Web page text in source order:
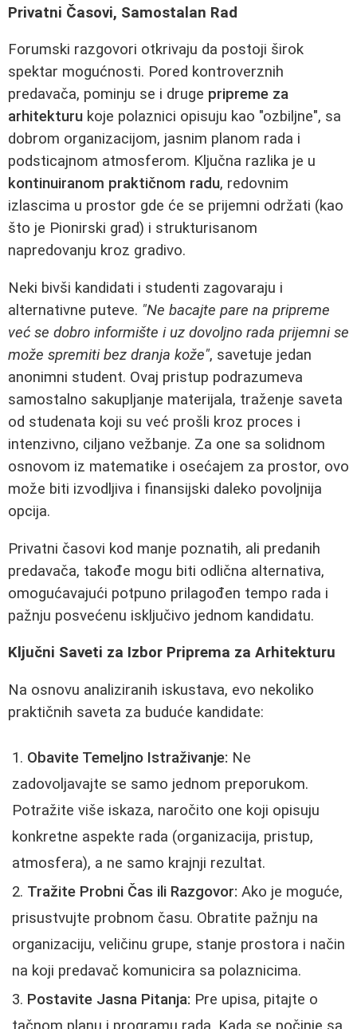
Privatni Časovi, Samostalan Rad
Forumski razgovori otkrivaju da postoji širok
spektar mogućnosti. Pored kontroverznih
predavača, pominju se i druge pripreme za
arhitekturu koje polaznici opisuju kao "ozbiljne", sa
dobrom organizacijom, jasnim planom rada i
podsticajnom atmosferom. Ključna razlika je u
kontinuiranom praktičnom radu, redovnim
izlascima u prostor gde će se prijemni održati (kao
što je Pionirski grad) i strukturisanom
napredovanju kroz gradivo.
Neki bivši kandidati i studenti zagovaraju i
alternativne puteve. "Ne bacajte pare na pripreme
već se dobro informište i uz dovoljno rada prijemni se
može spremiti bez dranja kože", savetuje jedan
anonimni student. Ovaj pristup podrazumeva
samostalno sakupljanje materijala, traženje saveta
od studenata koji su već prošli kroz proces i
intenzivno, ciljano vežbanje. Za one sa solidnom
osnovom iz matematike i osećajem za prostor, ovo
može biti izvodljiva i finansijski daleko povoljnija
opcija.
Privatni časovi kod manje poznatih, ali predanih
predavača, takođe mogu biti odlična alternativa,
omogućavajući potpuno prilagođen tempo rada i
pažnju posvećenu isključivo jednom kandidatu.
Ključni Saveti za Izbor Priprema za Arhitekturu
Na osnovu analiziranih iskustava, evo nekoliko
praktičnih saveta za buduće kandidate:
Obavite Temeljno Istraživanje: Ne
zadovoljavajte se samo jednom preporukom.
Potražite više iskaza, naročito one koji opisuju
konkretne aspekte rada (organizacija, pristup,
atmosfera), a ne samo krajnji rezultat.
Tražite Probni Čas ili Razgovor: Ako je moguće,
prisustvujte probnom času. Obratite pažnju na
organizaciju, veličinu grupe, stanje prostora i način
na koji predavač komunicira sa polaznicima.
Postavite Jasna Pitanja: Pre upisa, pitajte o